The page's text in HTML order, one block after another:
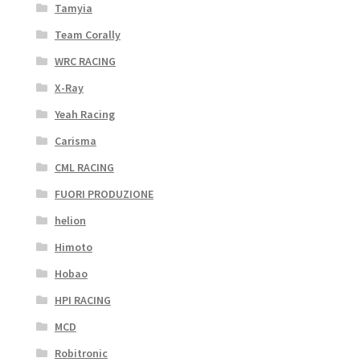
Tamyia
Team Corally
WRC RACING
X-Ray
Yeah Racing
Carisma
CML RACING
FUORI PRODUZIONE
helion
Himoto
Hobao
HPI RACING
MCD
Robitronic